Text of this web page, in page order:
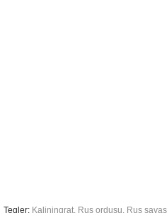
Tegler: Kaliningrat Rus ordusu Rus